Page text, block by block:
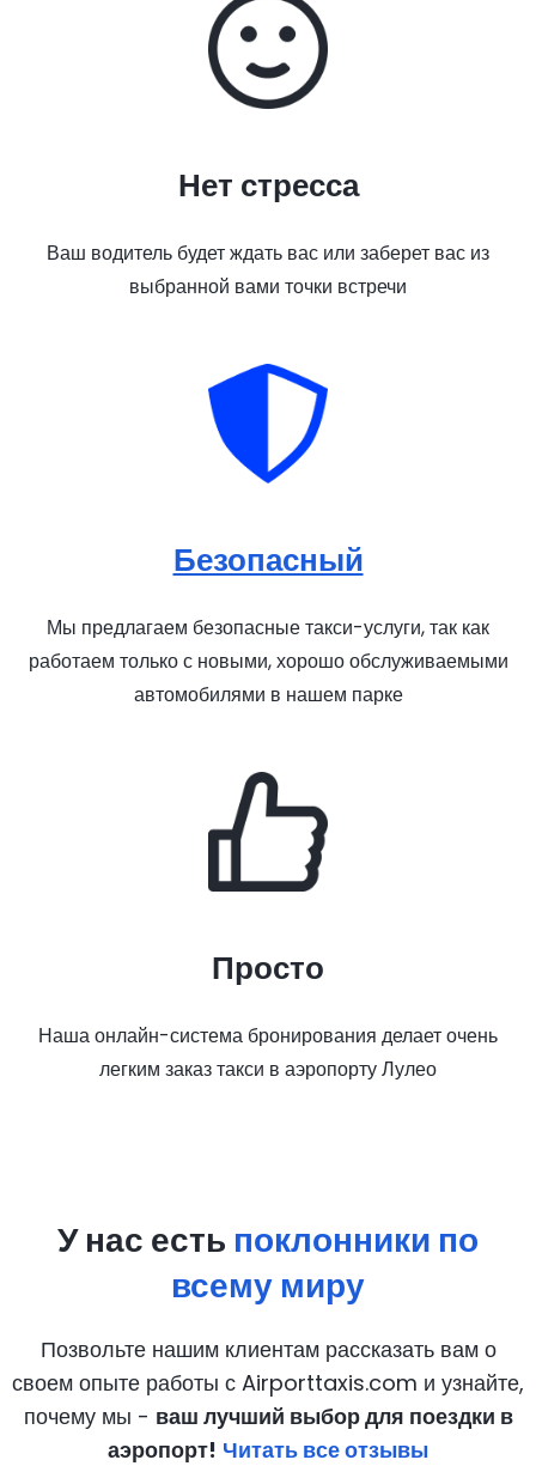
Нет стресса
Ваш водитель будет ждать вас или заберет вас из
выбранной вами точки встречи
Безопасный
Мы предлагаем безопасные такси-услуги, так как
работаем только с новыми, хорошо обслуживаемыми
автомобилями в нашем парке
Просто
Наша онлайн-система бронирования делает очень
легким заказ такси в аэропорту Лулео
У нас есть поклонники по
всему миру
Позвольте нашим клиентам рассказать вам о
своем опыте работы с Airporttaxis.com и узнайте,
почему мы - ваш лучший выбор для поездки в
аэропорт! Читать все отзывы